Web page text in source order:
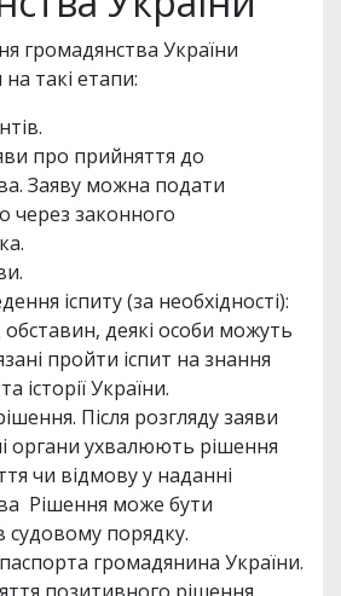
громадянства України
такі етапи:
про прийняття до
Заяву можна подати
через законного
іспиту (за необхідності):
деякі особи можуть
пройти іспит на знання
історії України.
Після розгляду заяви
органи ухвалюють рішення
чи відмову у наданні
Рішення може бути
судовому порядку.
громадянина України.
позитивного рішення